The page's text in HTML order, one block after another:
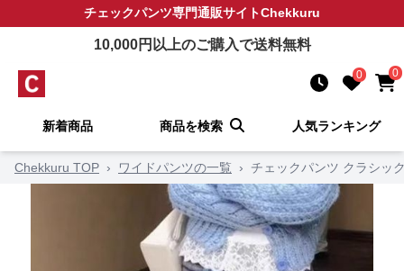
チェックパンツ専門通販サイトChekkuru
10,000円以上のご購入で送料無料
0 0
新着商品 商品を検索 人気ランキング
Chekkuru TOP › ワイドパンツの一覧 › チェックパンツ クラシッ